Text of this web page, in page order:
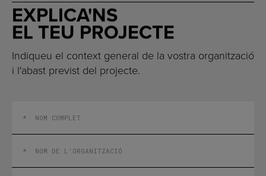
EXPLICA'NS
EL TEU PROJECTE
Indiqueu el context general de la vostra organització
i l'abast previst del projecte.